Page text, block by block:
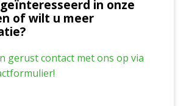
in onze
of wilt u meer
gerust contact met ons op via